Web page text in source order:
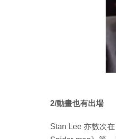
2/動畫也有出場
Stan Lee 亦數次